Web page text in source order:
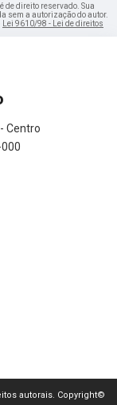
é de direito reservado. Sua
sem a autorização do autor.
Lei 9610/98 - Lei de direitos
Centro
autorais. Copyright©